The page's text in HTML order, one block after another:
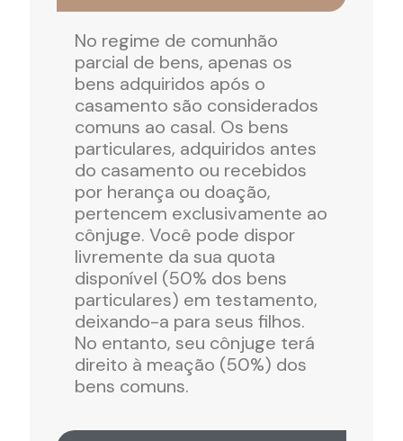
No regime de comunhão
parcial de bens, apenas os
bens adquiridos após o
casamento são considerados
comuns ao casal. Os bens
particulares, adquiridos antes
do casamento ou recebidos
por herança ou doação,
pertencem exclusivamente ao
cônjuge. Você pode dispor
livremente da sua quota
disponível (50% dos bens
particulares) em testamento,
deixando-a para seus filhos.
No entanto, seu cônjuge terá
direito à meação (50%) dos
bens comuns.